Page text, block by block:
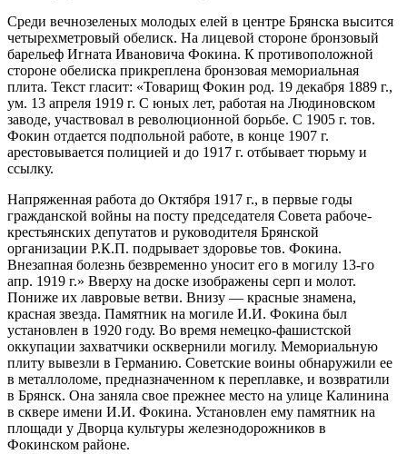
Среди вечнозеленых молодых елей в центре Брянска высится
четырехмет­ровый обелиск. На лицевой стороне бронзовый
барельеф Игната Ивановича Фокина. К противоположной
стороне обелиска прикреплена бронзовая мемо­риальная
плита. Текст гласит: «Товарищ Фокин род. 19 декабря 1889 г.,
ум. 13 апреля 1919 г. С юных лет, работая на Людиновском
заводе, участвовал в ре­волюционной борьбе. С 1905 г. тов.
Фокин отдается подпольной работе, в кон­це 1907 г.
арестовывается полицией и до 1917 г. отбывает тюрьму и
ссылку.
Напряженная работа до Октября 1917 г., в первые годы
гражданской войны на посту председателя Совета рабоче-
крестьянских депутатов и руководите­ля Брянской
организации Р.К.П. подрывает здоровье тов. Фокина.
Внезапная болезнь безвременно уносит его в могилу 13-го
апр. 1919 г.» Вверху на доске изображены серп и молот.
Пониже их лавровые ветви. Внизу — красные зна­мена,
красная звезда. Памятник на могиле И.И. Фокина был
установлен в 1920 году. Во время немецко-фашистской
оккупации захватчики осквернили моги­лу. Мемориальную
плиту вывезли в Германию. Советские воины обнаружили ее
в металлоломе, предназначенном к переплавке, и возвратили
в Брянск. Она заняла свое прежнее место на улице Калинина
в сквере имени И.И. Фокина. Установлен ему памятник на
площади у Дворца культуры железнодорожни­ков в
Фокинском районе.